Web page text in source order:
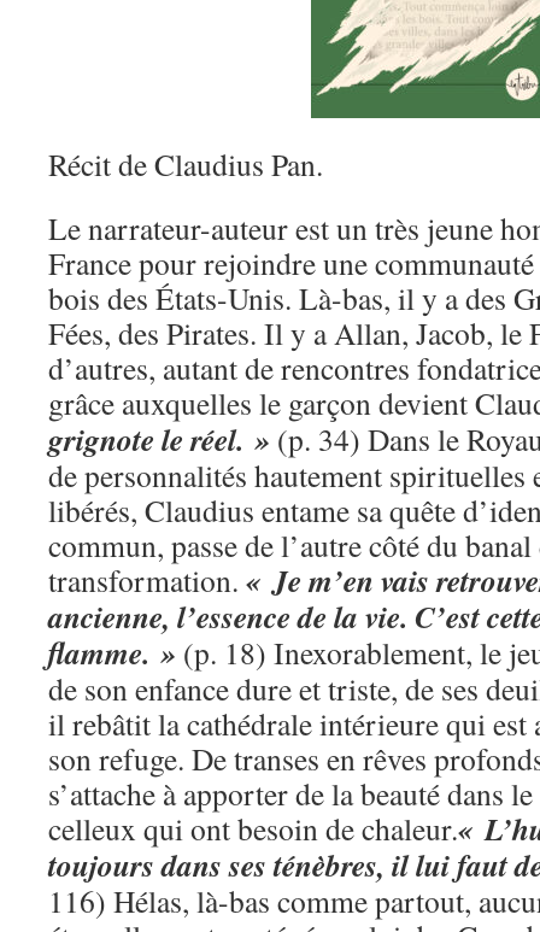
Récit de Claudius Pan.
Le narrateur-auteur est un très jeune
France pour rejoindre une
bois des États-Unis. Là-bas, il y a des
Fées, des Pirates. Il y a Allan, Jacob, le
d’autres, autant de rencontres
grâce auxquelles le garçon devient
grignote le réel. » (p. 34) Dans le
de personnalités hautement spirituelles
libérés, Claudius entame sa quête
commun, passe de l’autre côté du banal
transformation. « Je m’en vais
ancienne, l’essence de la vie. C’est
flamme. » (p. 18) Inexorablement, le
de son enfance dure et triste, de ses
il rebâtit la cathédrale intérieure qui est
son refuge. De transes en rêves
s’attache à apporter de la beauté dans
celleux qui ont besoin de chaleur.«
toujours dans ses ténèbres, il lui faut
116) Hélas, là-bas comme partout,